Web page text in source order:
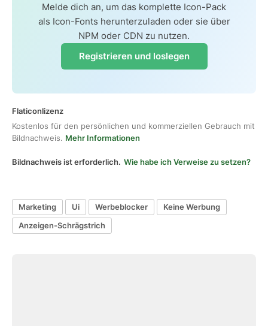
Melde dich an, um das komplette Icon-Pack
als Icon-Fonts herunterzuladen oder sie über
NPM oder CDN zu nutzen.
Registrieren und loslegen
Flaticonlizenz
Kostenlos für den persönlichen und kommerziellen Gebrauch mit
Bildnachweis. Mehr Informationen
Bildnachweis ist erforderlich. Wie habe ich Verweise zu setzen?
Marketing Ui Werbeblocker
Keine Werbung
Anzeigen-Schrägstrich